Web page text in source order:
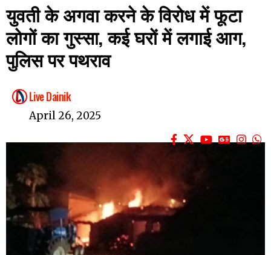
युवती के अगवा करने के विरोध में फूटा
लोगों का गुस्सा, कई घरों में लगाई आग,
पुलिस पर पथराव
Live Dainik
April 26, 2025